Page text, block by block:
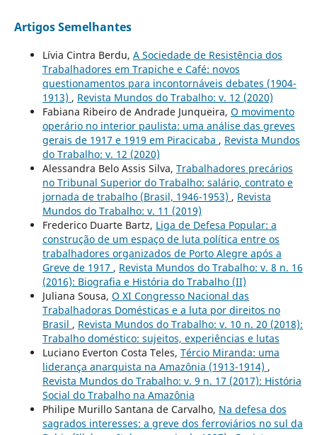
Artigos Semelhantes
Lívia Cintra Berdu, A Sociedade de Resistência dos
Trabalhadores em Trapiche e Café: novos
questionamentos para incontornáveis debates (1904-
1913) , Revista Mundos do Trabalho: v. 12 (2020)
Fabiana Ribeiro de Andrade Junqueira, O movimento
operário no interior paulista: uma análise das greves
gerais de 1917 e 1919 em Piracicaba , Revista Mundos
do Trabalho: v. 12 (2020)
Alessandra Belo Assis Silva, Trabalhadores precários
no Tribunal Superior do Trabalho: salário, contrato e
jornada de trabalho (Brasil, 1946-1953) , Revista
Mundos do Trabalho: v. 11 (2019)
Frederico Duarte Bartz, Liga de Defesa Popular: a
construção de um espaço de luta política entre os
trabalhadores organizados de Porto Alegre após a
Greve de 1917 , Revista Mundos do Trabalho: v. 8 n. 16
(2016): Biografia e História do Trabalho (II)
Juliana Sousa, O XI Congresso Nacional das
Trabalhadoras Domésticas e a luta por direitos no
Brasil , Revista Mundos do Trabalho: v. 10 n. 20 (2018):
Trabalho doméstico: sujeitos, experiências e lutas
Luciano Everton Costa Teles, Tércio Miranda: uma
liderança anarquista na Amazônia (1913-1914) ,
Revista Mundos do Trabalho: v. 9 n. 17 (2017): História
Social do Trabalho na Amazônia
Philipe Murillo Santana de Carvalho, Na defesa dos
sagrados interesses: a greve dos ferroviários no sul da